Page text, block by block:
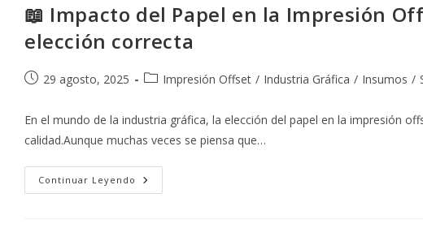
📖 Impacto del Papel en la Impresión
elección correcta
Publicación
la
entrada:
29 agosto, 2025
Categoría
la
entrada:
Impresión Offset / Industria Gráfica / Insumos /
En el mundo de la industria gráfica, la elección del papel en la impresión
calidad.Aunque muchas veces se piensa que…
Continuar Leyendo 📖
Impacto